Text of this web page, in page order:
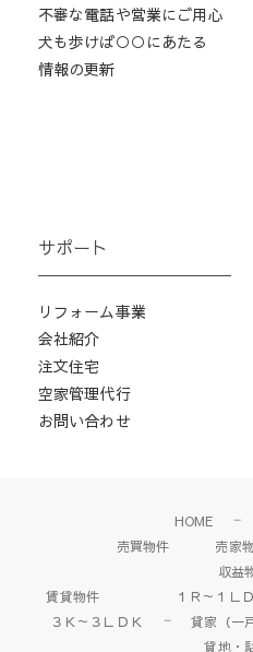
不審な電話や営業にご用心
犬も歩けば○○にあたる
情報の更新
サポート
リフォーム事業
会社紹介
注文住宅
空家管理代行
お問い合わせ
HOME
売買物件
売家
収益
賃貸物件
１Ｒ～１Ｌ
３Ｋ～３ＬＤＫ
貸家（一
貸地・